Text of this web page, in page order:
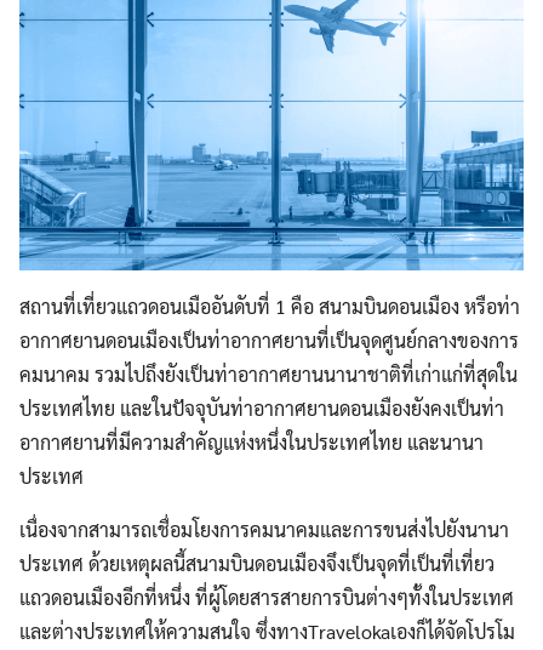
สถานที่เที่ยวแถวดอนเมืออันดับที่ 1 คือ สนามบินดอนเมือง หรือท่า
อากาศยานดอนเมืองเป็นท่าอากาศยานที่เป็นจุดศูนย์กลางของการ
คมนาคม รวมไปถึงยังเป็นท่าอากาศยานนานาชาติที่เก่าแก่ที่สุดใน
ประเทศไทย และในปัจจุบันท่าอากาศยานดอนเมืองยังคงเป็นท่า
อากาศยานที่มีความสำคัญแห่งหนึ่งในประเทศไทย และนานา
ประเทศ
เนื่องจากสามารถเชื่อมโยงการคมนาคมและการขนส่งไปยังนานา
ประเทศ ด้วยเหตุผลนี้สนามบินดอนเมืองจึงเป็นจุดที่เป็นที่เที่ยว
แถวดอนเมืองอีกที่หนึ่ง ที่ผู้โดยสารสายการบินต่างๆทั้งในประเทศ
และต่างประเทศให้ความสนใจ ซึ่งทางTravelokaเองก็ได้จัดโปรโม